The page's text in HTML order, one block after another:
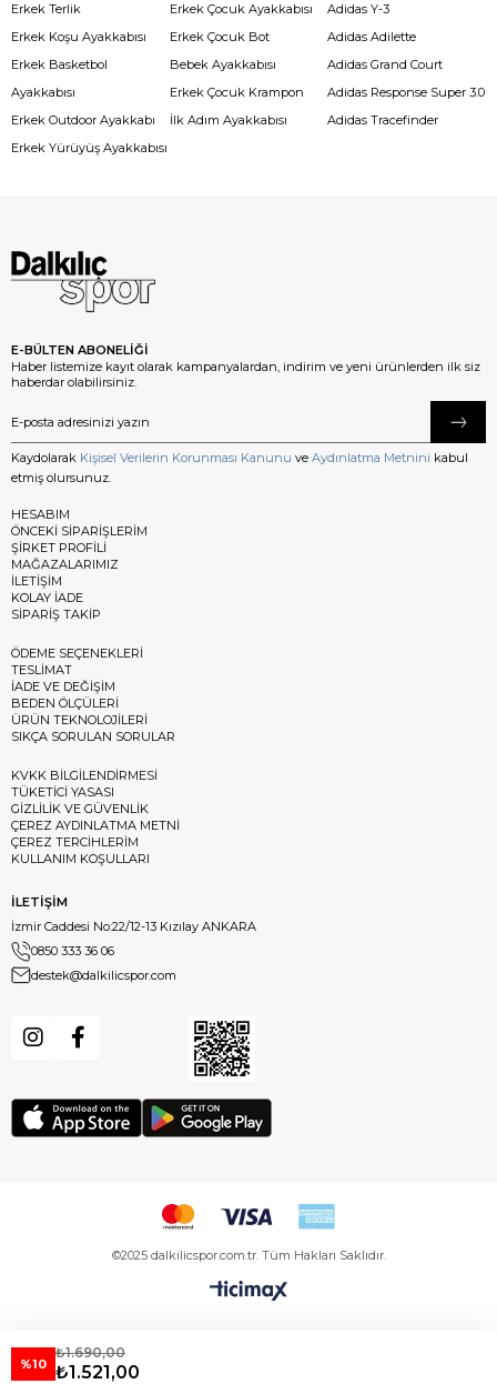
Erkek Terlik
Erkek Koşu Ayakkabısı
Erkek Basketbol
Ayakkabısı
Erkek Outdoor Ayakkabı
Erkek Yürüyüş Ayakkabısı
Erkek Çocuk Ayakkabısı
Erkek Çocuk Bot
Bebek Ayakkabısı
Erkek Çocuk Krampon
İlk Adım Ayakkabısı
Adidas Y-3
Adidas Adilette
Adidas Grand Court
Adidas Response Super 3.0
Adidas Tracefinder
E-BÜLTEN ABONELİĞİ
Haber listemize kayıt olarak kampanyalardan, indirim ve yeni ürünlerden ilk siz
haberdar olabilirsiniz.
Kaydolarak Kişisel Verilerin Korunması Kanunu ve Aydınlatma Metnini kabul
etmiş olursunuz.
HESABIM
ÖNCEKİ SİPARİŞLERİM
ŞİRKET PROFİLİ
MAĞAZALARIMIZ
İLETİŞİM
KOLAY İADE
SİPARİŞ TAKİP
ÖDEME SEÇENEKLERİ
TESLİMAT
İADE VE DEĞİŞİM
BEDEN ÖLÇÜLERİ
ÜRÜN TEKNOLOJİLERİ
SIKÇA SORULAN SORULAR
KVKK BİLGİLENDİRMESİ
TÜKETİCİ YASASI
GİZLİLİK VE GÜVENLİK
ÇEREZ AYDINLATMA METNİ
ÇEREZ TERCİHLERİM
KULLANIM KOŞULLARI
İLETİŞİM
İzmir Caddesi No:22/12-13 Kızılay ANKARA
0850 333 36 06
destek@dalkilicspor.com
©2025 dalkilicspor.com.tr. Tüm Hakları Saklıdır.
%10
₺1.690,00
₺1.521,00